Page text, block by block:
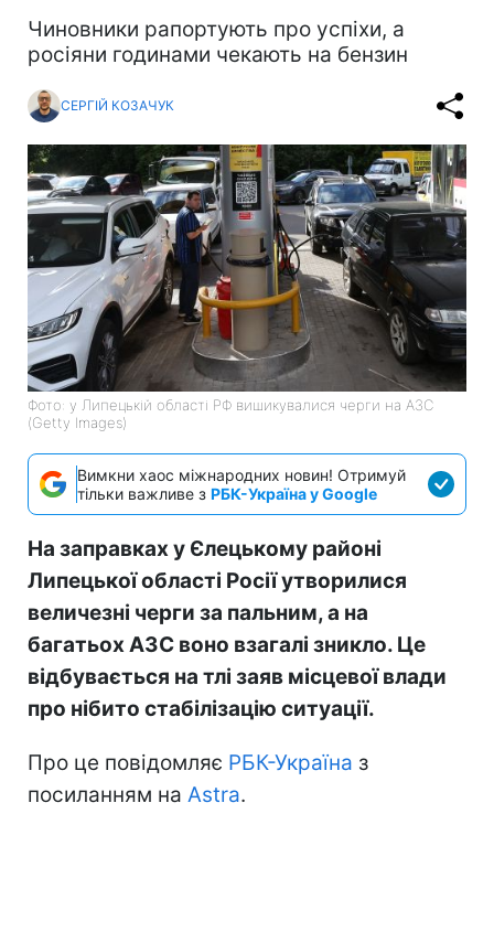
Чиновники рапортують про успіхи, а
росіяни годинами чекають на бензин
СЕРГІЙ КОЗАЧУК
Фото: у Липецькій області РФ вишикувалися черги на АЗС
(Getty Images)
Вимкни хаос міжнародних новин! Отримуй
тільки важливе з РБК-Україна у Google
На заправках у Єлецькому районі
Липецької області Росії утворилися
величезні черги за пальним, а на
багатьох АЗС воно взагалі зникло. Це
відбувається на тлі заяв місцевої влади
про нібито стабілізацію ситуації.
Про це повідомляє РБК-Україна з
посиланням на Astra.